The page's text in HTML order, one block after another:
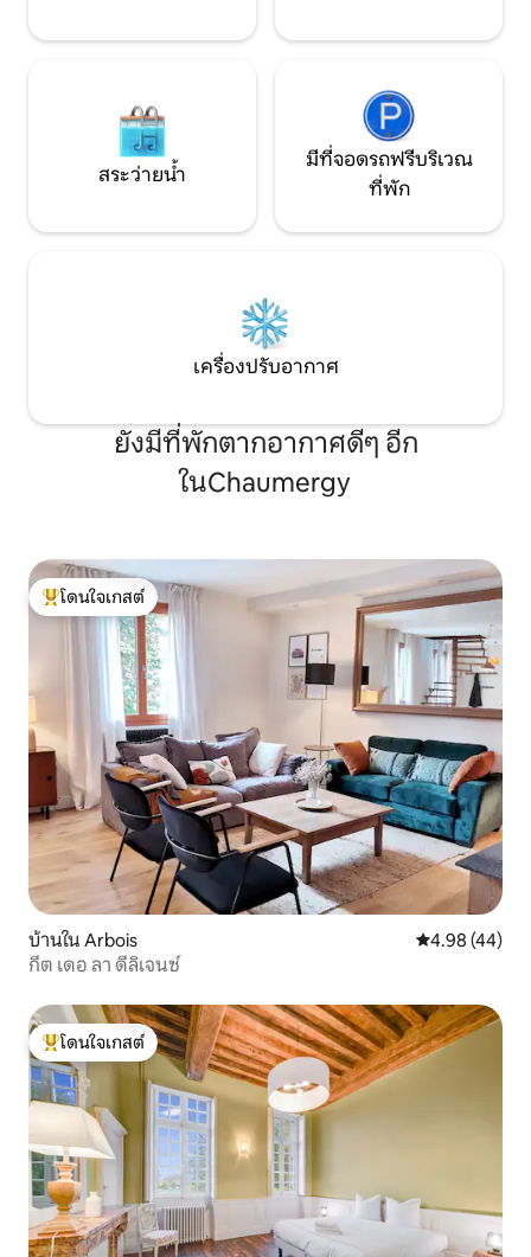
สระว่ายน้ำ
มีที่จอดรถฟรีบริเวณ
ที่พัก
เครื่องปรับอากาศ
ยังมีที่พักตากอากาศดีๆ อีก
ในChaumergy
โดนใจเกสต์ที่สุด
โดนใจเกสต์
บ้านใน Arbois คะแนนเฉลี่ย
4.98 (44)
กีต เดอ ลา ดีลิเจนซ์
โดนใจเกสต์ที่สุด
โดนใจเกสต์